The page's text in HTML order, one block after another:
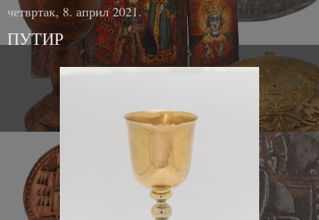
четвртак, 8. април 2021.
ПУТИР